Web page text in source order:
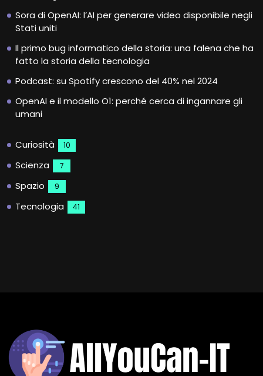
Sora di OpenAI: l’AI per generare video disponibile negli
Stati uniti
Il primo bug informatico della storia: una falena che ha
fatto la storia della tecnologia
Podcast: su Spotify crescono del 40% nel 2024
OpenAI e il modello O1: perché cerca di ingannare gli
umani
Curiosità 10
Scienza 7
Spazio 9
Tecnologia 41